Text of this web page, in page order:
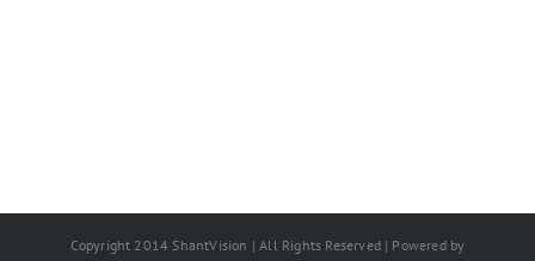
Copyright 2014 ShantVision | All Rights Reserved | Powered by